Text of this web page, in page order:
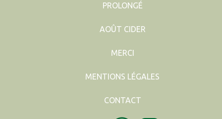
PROLONGÉ
AOÛT CIDER
MERCI
MENTIONS LÉGALES
CONTACT